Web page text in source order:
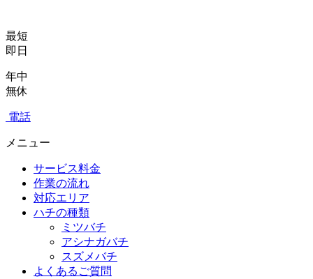
最短
即日
年中
無休
電話
メニュー
サービス料金
作業の流れ
対応エリア
ハチの種類
ミツバチ
アシナガバチ
スズメバチ
よくあるご質問